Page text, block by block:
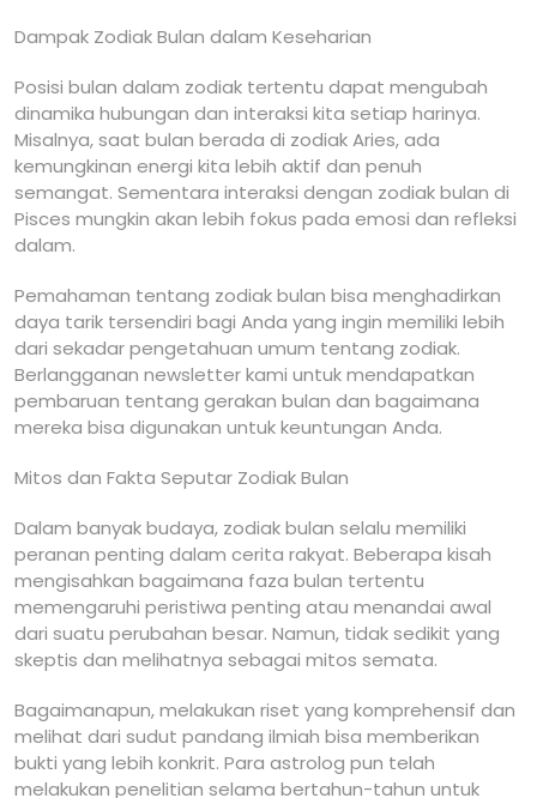
Dampak Zodiak Bulan dalam Keseharian
Posisi bulan dalam zodiak tertentu dapat mengubah
dinamika hubungan dan interaksi kita setiap harinya.
Misalnya, saat bulan berada di zodiak Aries, ada
kemungkinan energi kita lebih aktif dan penuh
semangat. Sementara interaksi dengan zodiak bulan di
Pisces mungkin akan lebih fokus pada emosi dan refleksi
dalam.
Pemahaman tentang zodiak bulan bisa menghadirkan
daya tarik tersendiri bagi Anda yang ingin memiliki lebih
dari sekadar pengetahuan umum tentang zodiak.
Berlangganan newsletter kami untuk mendapatkan
pembaruan tentang gerakan bulan dan bagaimana
mereka bisa digunakan untuk keuntungan Anda.
Mitos dan Fakta Seputar Zodiak Bulan
Dalam banyak budaya, zodiak bulan selalu memiliki
peranan penting dalam cerita rakyat. Beberapa kisah
mengisahkan bagaimana faza bulan tertentu
memengaruhi peristiwa penting atau menandai awal
dari suatu perubahan besar. Namun, tidak sedikit yang
skeptis dan melihatnya sebagai mitos semata.
Bagaimanapun, melakukan riset yang komprehensif dan
melihat dari sudut pandang ilmiah bisa memberikan
bukti yang lebih konkrit. Para astrolog pun telah
melakukan penelitian selama bertahun-tahun untuk